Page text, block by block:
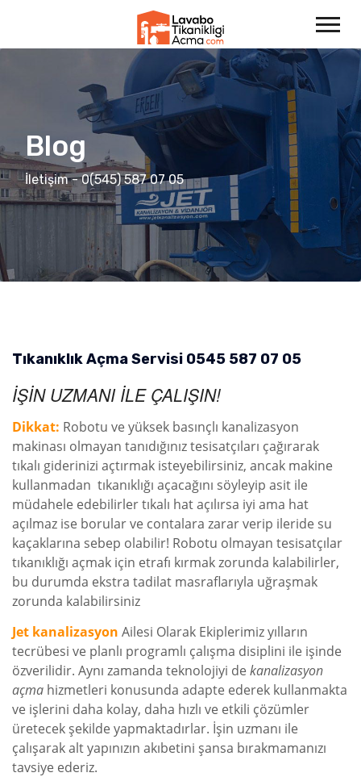
Blog
İletişim - 0(545) 587 07 05
Tıkanıklık Açma Servisi 0545 587 07 05
İŞİN UZMANI İLE ÇALIŞIN!
Dikkat: Robotu ve yüksek basınçlı kanalizasyon
makinası olmayan tanıdığınız tesisatçıları çağırarak
tıkalı giderinizi açtırmak isteyebilirsiniz, ancak makine
kullanmadan tıkanıklığı açacağını söyleyip asit ile
müdahele edebilirler tıkalı hat açılırsa iyi ama hat
açılmaz ise borular ve contalara zarar verip ileride su
kaçaklarına sebep olabilir! Robotu olmayan tesisatçılar
tıkanıklığı açmak için etrafı kırmak zorunda kalabilirler,
bu durumda ekstra tadilat masraflarıyla uğraşmak
zorunda kalabilirsiniz
Jet kanalizasyon Ailesi Olarak Ekiplerimiz yılların
tecrübesi ve planlı programlı çalışma disiplini ile işinde
özverilidir. Aynı zamanda teknolojiyi de kanalizasyon
açma hizmetleri konusunda adapte ederek kullanmakta
ve işlerini daha kolay, daha hızlı ve etkili çözümler
üretecek şekilde yapmaktadırlar. İşin uzmanı ile
çalışarak alt yapınızın akıbetini şansa bırakmamanızı
tavsiye ederiz.